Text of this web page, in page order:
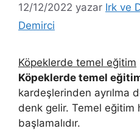
12/12/2022 yazar Irk ve
Demirci
Köpeklerde temel eğitim
Köpeklerde temel
kardeşlerinden ayrılma
denk gelir. Temel eğitim
başlamalıdır.